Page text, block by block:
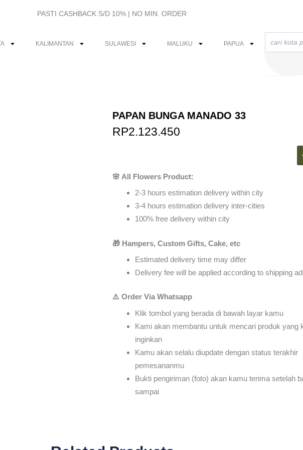
PASTI CASHBACK S/D 10% | NO MIN. ORDER
KALIMANTAN SULAWESI MALUKU PAPUA
PAPAN BUNGA MANADO 33
RP2.123.450
🌸 All Flowers Product:
2-3 hours estimation delivery within city
3-4 hours estimation delivery inter-cities
100% free delivery within city
🎁 Hampers, Custom Gifts, Cake, etc
Estimated delivery time may differ
Delivery fee will be applied according to shipping
⚠️ Order Via Whatsapp
Klik tombol yang berada di bawah layar kamu
Kami akan membantu untuk mencari produk yang
inginkan
Kamu akan selalu diupdate dengan status terakhir
pemesananmu
Bukti pengiriman (foto) akan kamu terima setelah
sampai